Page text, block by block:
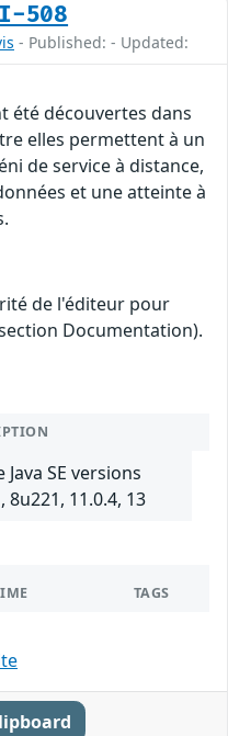
508
- Published: - Updated:
été découvertes dans
elles permettent à un
de service à distance,
et une atteinte à
de l'éditeur pour
Documentation).
Java SE versions
8u221, 11.0.4, 13
TAGS